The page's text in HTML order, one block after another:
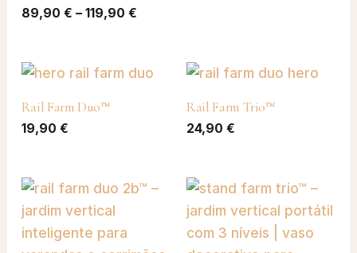
89,90 € – 119,90 €
Rail Farm Duo™
19,90 €
Rail Farm Trio™
24,90 €